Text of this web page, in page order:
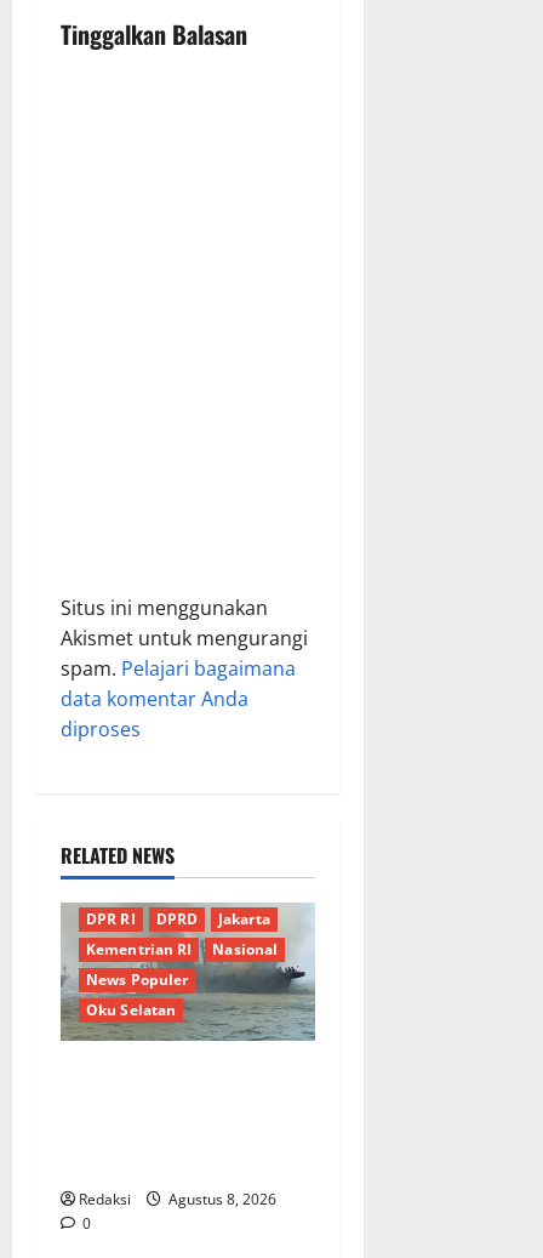
g
Tinggalkan Balasan
Situs ini menggunakan
Akismet untuk mengurangi
spam. Pelajari bagaimana
data komentar Anda
diproses
RELATED NEWS
DPR RI
DPRD
Jakarta
Kementrian RI
Nasional
News Populer
Oku Selatan
Redaksi
Agustus 8, 2026
0